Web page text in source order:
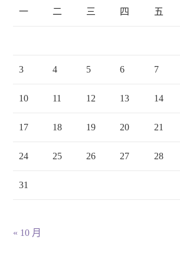
一 二 三 四 五
3 4 5 6 7
10 11 12 13 14
17 18 19 20 21
24 25 26 27 28
31
« 10 月